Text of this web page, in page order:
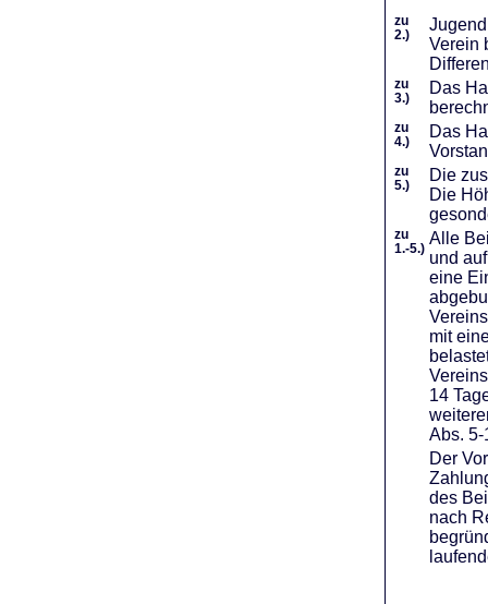
zu
2.)
Verein
zu
3.)
Das
zu
4.)
Das
zu
5.)
Die
Die
zu
1.-5.)
Alle
und
eine
mit
14
Abs.
Der
des
nach